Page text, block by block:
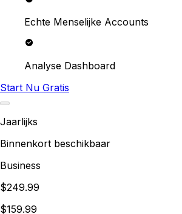
Echte Menselijke Accounts
Analyse Dashboard
Start Nu Gratis
Jaarlijks
Binnenkort beschikbaar
Business
$249.99
$159.99